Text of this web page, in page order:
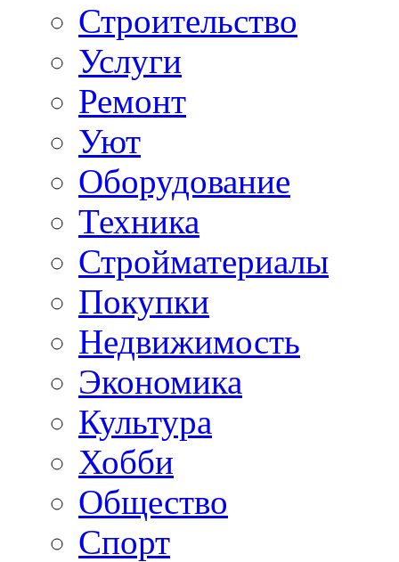
Строительство
Услуги
Ремонт
Уют
Оборудование
Техника
Стройматериалы
Покупки
Недвижимость
Экономика
Культура
Хобби
Общество
Спорт